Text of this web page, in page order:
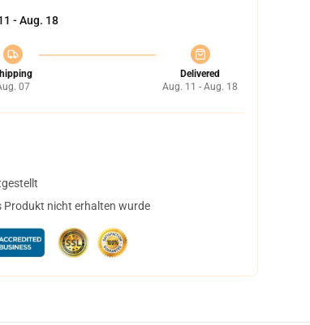
- Aug. 18
07
Delivered
Aug. 11 - Aug. 18
nicht erhalten wurde